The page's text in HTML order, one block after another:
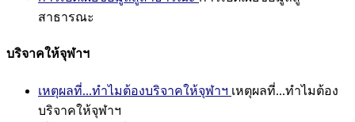
สาธารณะ
บริจาคให้จุฬาฯ
เหตุผลที่...ทำไมต้องบริจาคให้จุฬาฯ เหตุผลที่...ทำไมต้อง
บริจาคให้จุฬาฯ